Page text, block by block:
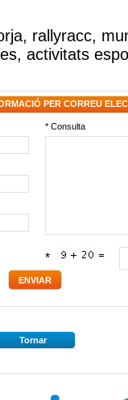
, rallyracc,
, activitats
PER CORREU
* Consulta
*
Tornar